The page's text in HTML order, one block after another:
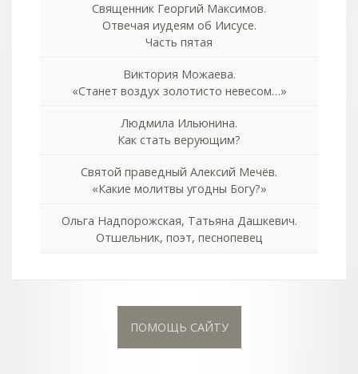
Священник Георгий Максимов.
Отвечая иудеям об Иисусе.
Часть пятая
Виктория Можаева.
«Станет воздух золотисто невесом…»
Людмила Ильюнина.
Как стать верующим?
Святой праведный Алексий Мечёв.
«Какие молитвы угодны Богу?»
Ольга Надпорожская, Татьяна Дашкевич.
Отшельник, поэт, песнопевец
ПОМОЩЬ САЙТУ